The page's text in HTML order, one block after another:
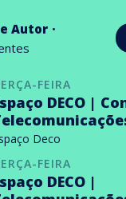
Autor
FEIRA
DECO |
Deco
FEIRA
DECO |